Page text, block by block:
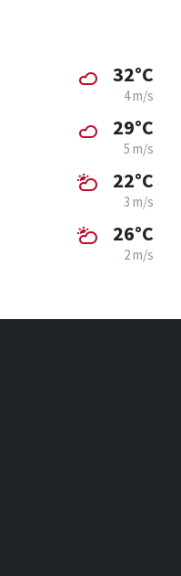
32°C
4 m/s
29°C
5 m/s
22°C
3 m/s
26°C
2 m/s